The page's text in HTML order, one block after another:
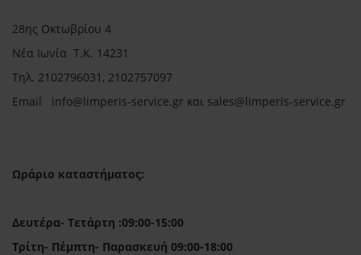
28ης Οκτωβρίου 4
Νέα Ιωνία Τ.Κ. 14231
Τηλ. 2102796031, 2102757097
Email info@limperis-service.gr και sales@limperis-service.gr
Ωράριο καταστήματος:
Δευτέρα- Τετάρτη :09:00-15:00
Τρίτη- Πέμπτη- Παρασκευή 09:00-18:00